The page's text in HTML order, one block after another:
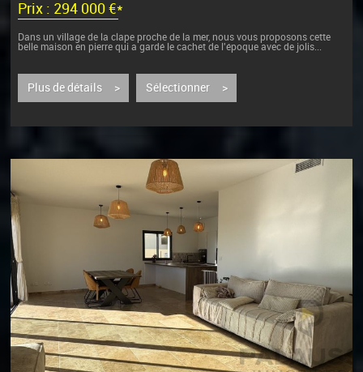
Prix : 294 000 €*
Dans un village de la clape proche de la mer, nous vous proposons cette
belle maison en pierre qui a gardé le cachet de l'époque avec de jolis...
Plus de détails > Sélectionner >